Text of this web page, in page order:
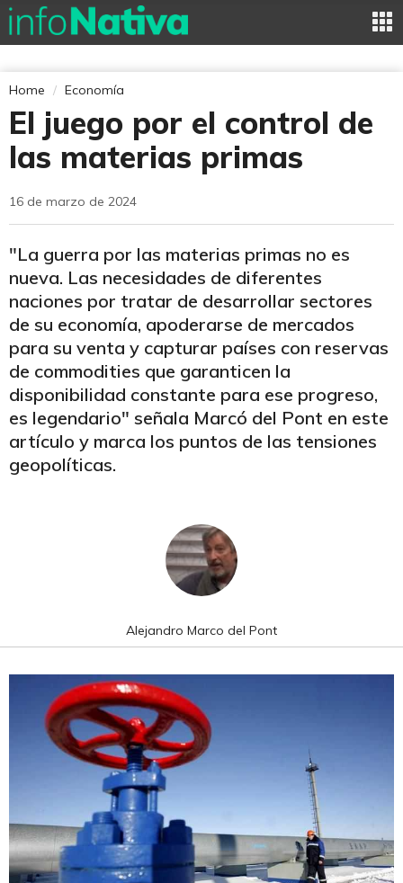
Home Economía
El juego por el control de
las materias primas
16 de marzo de 2024
"La guerra por las materias primas no es
nueva. Las necesidades de diferentes
naciones por tratar de desarrollar sectores
de su economía, apoderarse de mercados
para su venta y capturar países con reservas
de commodities que garanticen la
disponibilidad constante para ese progreso,
es legendario" señala Marcó del Pont en este
artículo y marca los puntos de las tensiones
geopolíticas.
Alejandro Marco del Pont